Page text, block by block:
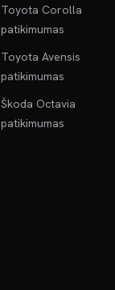
Toyota Corolla
patikimumas
Toyota Avensis
patikimumas
Škoda Octavia
patikimumas